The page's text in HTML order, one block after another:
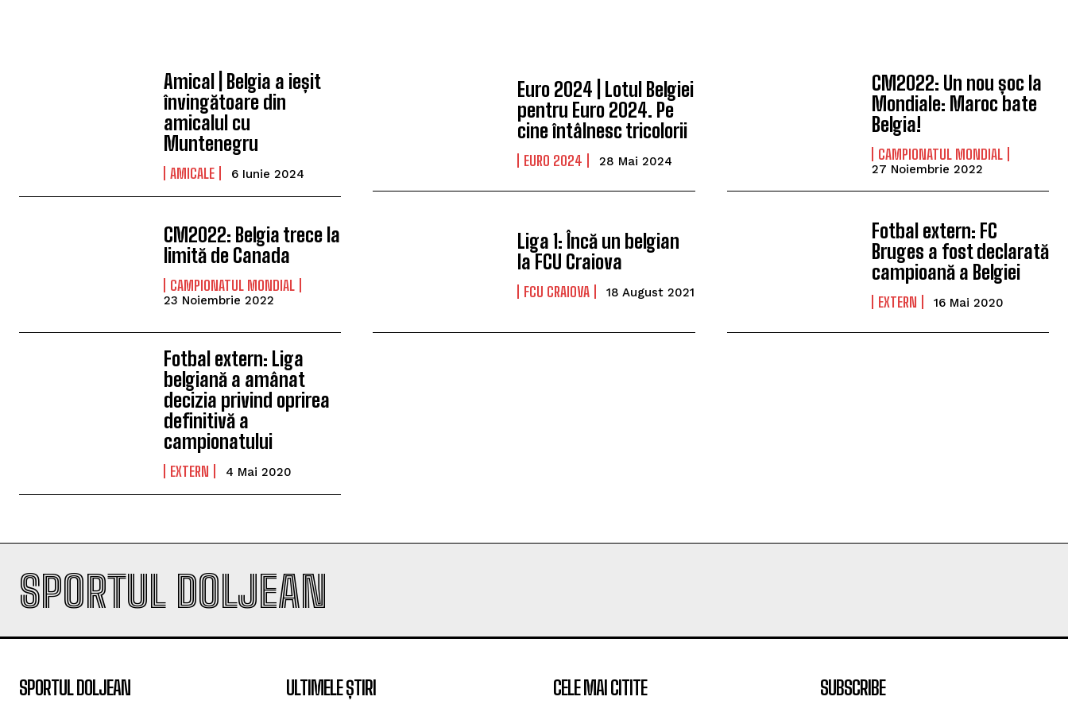
Amical | Belgia a ieșit
învingătoare din
amicalul cu
Muntenegru
AMICALE 6 Iunie 2024
Euro 2024 | Lotul Belgiei
pentru Euro 2024. Pe
cine întâlnesc tricolorii
EURO 2024 28 Mai 2024
CM2022: Un nou șoc la
Mondiale: Maroc bate
Belgia!
CAMPIONATUL MONDIAL
27 Noiembrie 2022
CM2022: Belgia trece la
limită de Canada
CAMPIONATUL MONDIAL
23 Noiembrie 2022
Liga 1: Încă un belgian
la FCU Craiova
FCU CRAIOVA 18 August 2021
Fotbal extern: FC
Bruges a fost declarată
campioană a Belgiei
EXTERN 16 Mai 2020
Fotbal extern: Liga
belgiană a amânat
decizia privind oprirea
definitivă a
campionatului
EXTERN 4 Mai 2020
SPORTUL DOLJEAN
SPORTUL DOLJEAN ULTIMELE ȘTIRI CELE MAI CITITE SUBSCRIBE